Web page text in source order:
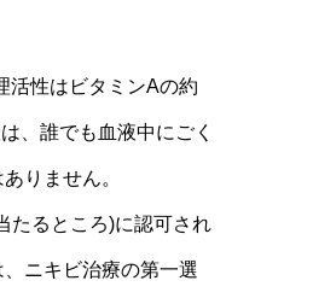
活性はビタミンAの約
、誰でも血液中にごく
りません。
たるところ)に認可され
ニキビ治療の第一選